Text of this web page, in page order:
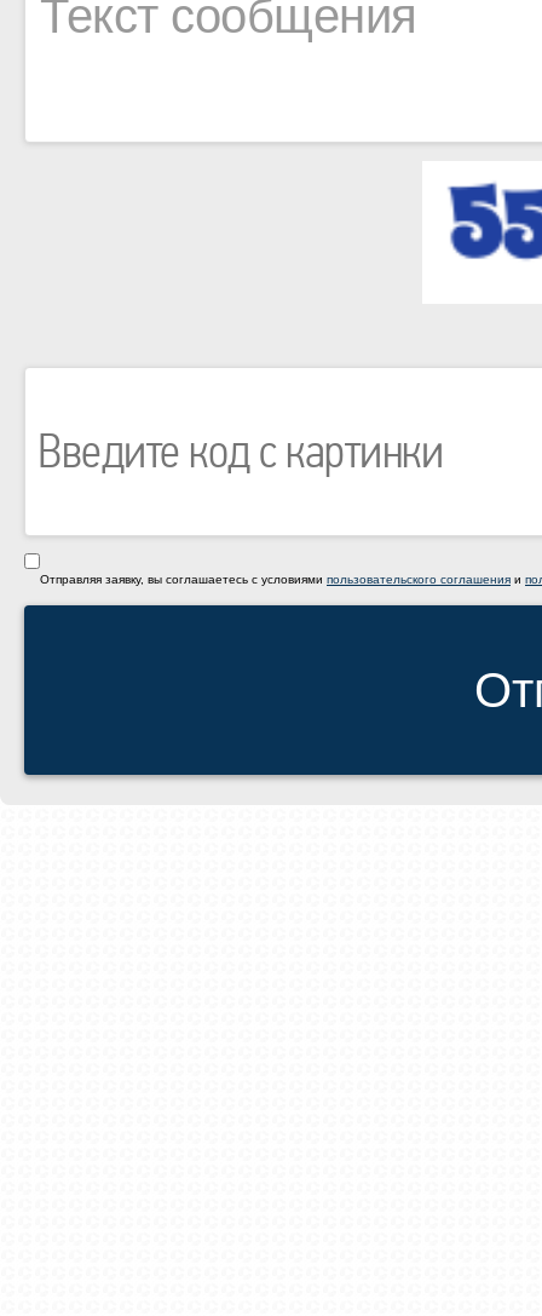
Отправляя заявку, вы соглашаетесь с условиями пользовательского соглашения и